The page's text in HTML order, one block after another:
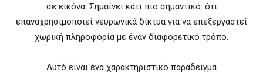
σε εικόνα. Σημαίνει κάτι πιο σημαντικό: ότι
επαναχρησιμοποιεί νευρωνικά δίκτυα για να επεξεργαστεί
χωρική πληροφορία με έναν διαφορετικό τρόπο.
Αυτό είναι ένα χαρακτηριστικό παράδειγμα